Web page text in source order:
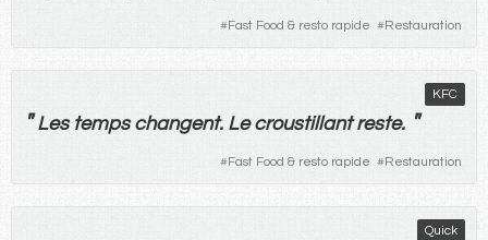
#Fast Food & resto rapide #Restauration
KFC
" Les temps changent. Le croustillant reste. "
#Fast Food & resto rapide #Restauration
Quick